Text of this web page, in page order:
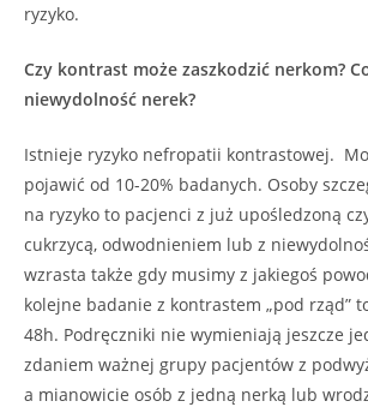
ryzyko.
Czy kontrast może zaszkodzić nerkom?
niewydolność nerek?
Istnieje ryzyko nefropatii kontrastowej.
pojawić od 10-20% badanych. Osoby
na ryzyko to pacjenci z już upośledzoną
cukrzycą, odwodnieniem lub z
wzrasta także gdy musimy z jakiegoś
kolejne badanie z kontrastem „pod rząd”
48h. Podręczniki nie wymieniają jeszcze
zdaniem ważnej grupy pacjentów z
a mianowicie osób z jedną nerką lub